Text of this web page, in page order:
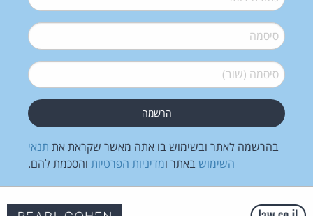
סיסמה*
סיסמה (שוב)*
בהרשמה לאתר ובשימוש בו אתה מאשר שקראת את תנאי
השימוש באתר ומדיניות הפרטיות והסכמת להם.